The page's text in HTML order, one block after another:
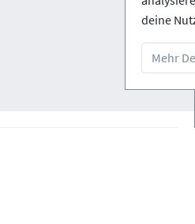
deine
Mehr